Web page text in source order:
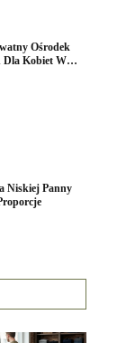
Ośrodek
Dla Kobiet W…
Niskiej Panny